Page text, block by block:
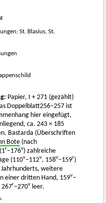
St. Blasius, St.
Papier, I + 271 (gezählt)
Doppelblatt256–257 ist
hier eingefügt,
ca. 243 × 185
Bastarda (Überschriften
Bote (nach
r–176v) zahlreiche
(110v–112v, 158v–159r)
weitere
einer dritten Hand, 159v–
267r–270v leer.